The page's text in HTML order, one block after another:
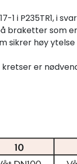
1 i P235TR1, i
braketter som
sikrer høy ytelse
er